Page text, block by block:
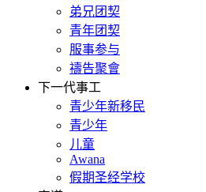
弟兄团契
青年团契
服事参与
禱告聚會
下一代事工
青少年新移民
青少年
儿童
Awana
假期圣经学校